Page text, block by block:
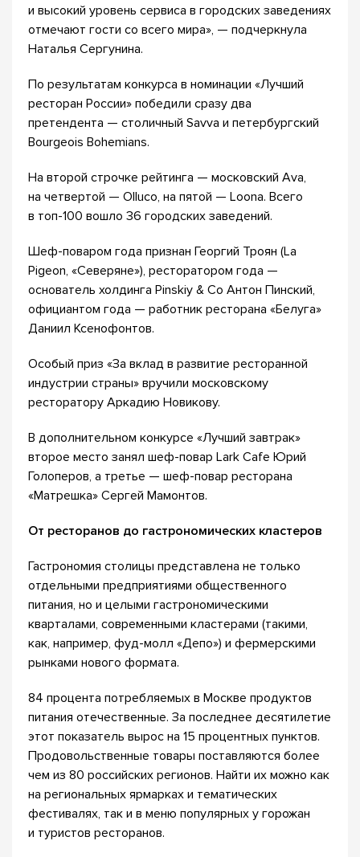
и высокий уровень сервиса в городских заведениях
отмечают гости со всего мира», — подчеркнула
Наталья Сергунина.
По результатам конкурса в номинации «Лучший
ресторан России» победили сразу два
претендента — столичный Savva и петербургский
Bourgeois Bohemians.
На второй строчке рейтинга — московский Ava,
на четвертой — Olluco, на пятой — Loona. Всего
в топ-100 вошло 36 городских заведений.
Шеф-поваром года признан Георгий Троян (La
Pigeon, «Северяне»), ресторатором года —
основатель холдинга Pinskiy & Co Антон Пинский,
официантом года — работник ресторана «Белуга»
Даниил Ксенофонтов.
Особый приз «За вклад в развитие ресторанной
индустрии страны» вручили московскому
ресторатору Аркадию Новикову.
В дополнительном конкурсе «Лучший завтрак»
второе место занял шеф-повар Lark Cafe Юрий
Голоперов, а третье — шеф-повар ресторана
«Матрешка» Сергей Мамонтов.
От ресторанов до гастрономических кластеров
Гастрономия столицы представлена не только
отдельными предприятиями общественного
питания, но и целыми гастрономическими
кварталами, современными кластерами (такими,
как, например, фуд-молл «Депо») и фермерскими
рынками нового формата.
84 процента потребляемых в Москве продуктов
питания отечественные. За последнее десятилетие
этот показатель вырос на 15 процентных пунктов.
Продовольственные товары поставляются более
чем из 80 российских регионов. Найти их можно как
на региональных ярмарках и тематических
фестивалях, так и в меню популярных у горожан
и туристов ресторанов.